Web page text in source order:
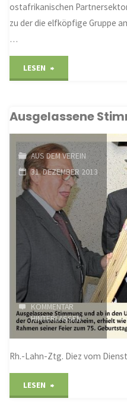
ostafrikanischen
zu der die elfköpfige Gruppe
…
LESEN
sich
auf
Ruandareise
vor"
Ausgelassene
AUS DEM VEREIN
31. DEZEMBER 2013
KOMMENTAR
HINTERLASSEN
Rh.-Lahn-Ztg. Diez vom
LESEN